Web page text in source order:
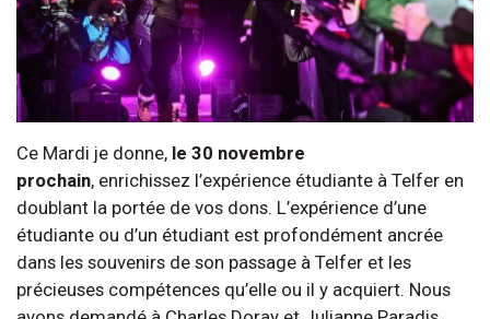
Ce Mardi je donne, le 30 novembre
prochain, enrichissez l’expérience étudiante à Telfer en
doublant la portée de vos dons. L’expérience d’une
étudiante ou d’un étudiant est profondément ancrée
dans les souvenirs de son passage à Telfer et les
précieuses compétences qu’elle ou il y acquiert. Nous